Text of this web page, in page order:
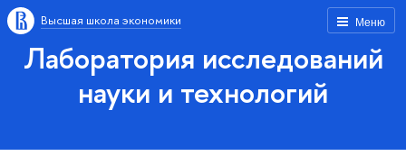
Меню
Высшая школа экономики
Лаборатория исследований
науки и технологий